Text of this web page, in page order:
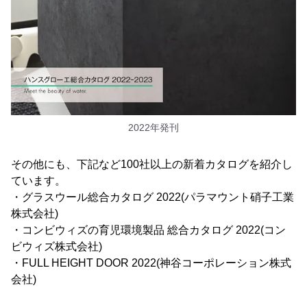
2022年発刊
その他にも、下記など100社以上の新着カタログを紹介し
ています。
・グラスウール総合カタログ 2022(パラマウント硝子工業
株式会社)
・コンビウィズの育児環境製品 総合カタログ 2022(コン
ビウィズ株式会社)
・FULL HEIGHT DOOR 2022(神谷コーポレーション株式
会社)